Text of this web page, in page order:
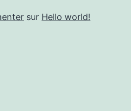
sur Hello world!